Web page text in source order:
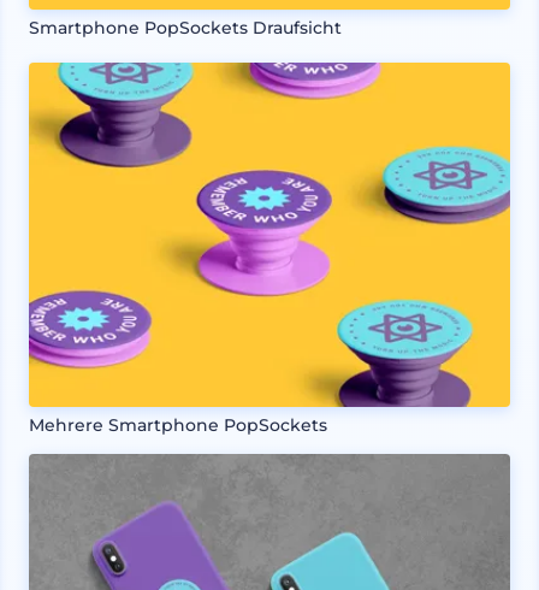
Smartphone PopSockets Draufsicht
Mehrere Smartphone PopSockets